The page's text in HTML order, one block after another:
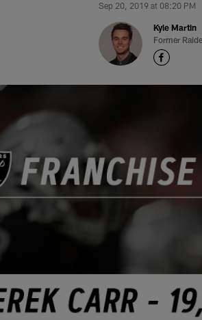
Sep 20, 2019 at 08:20 PM
Kyle Martin
Former